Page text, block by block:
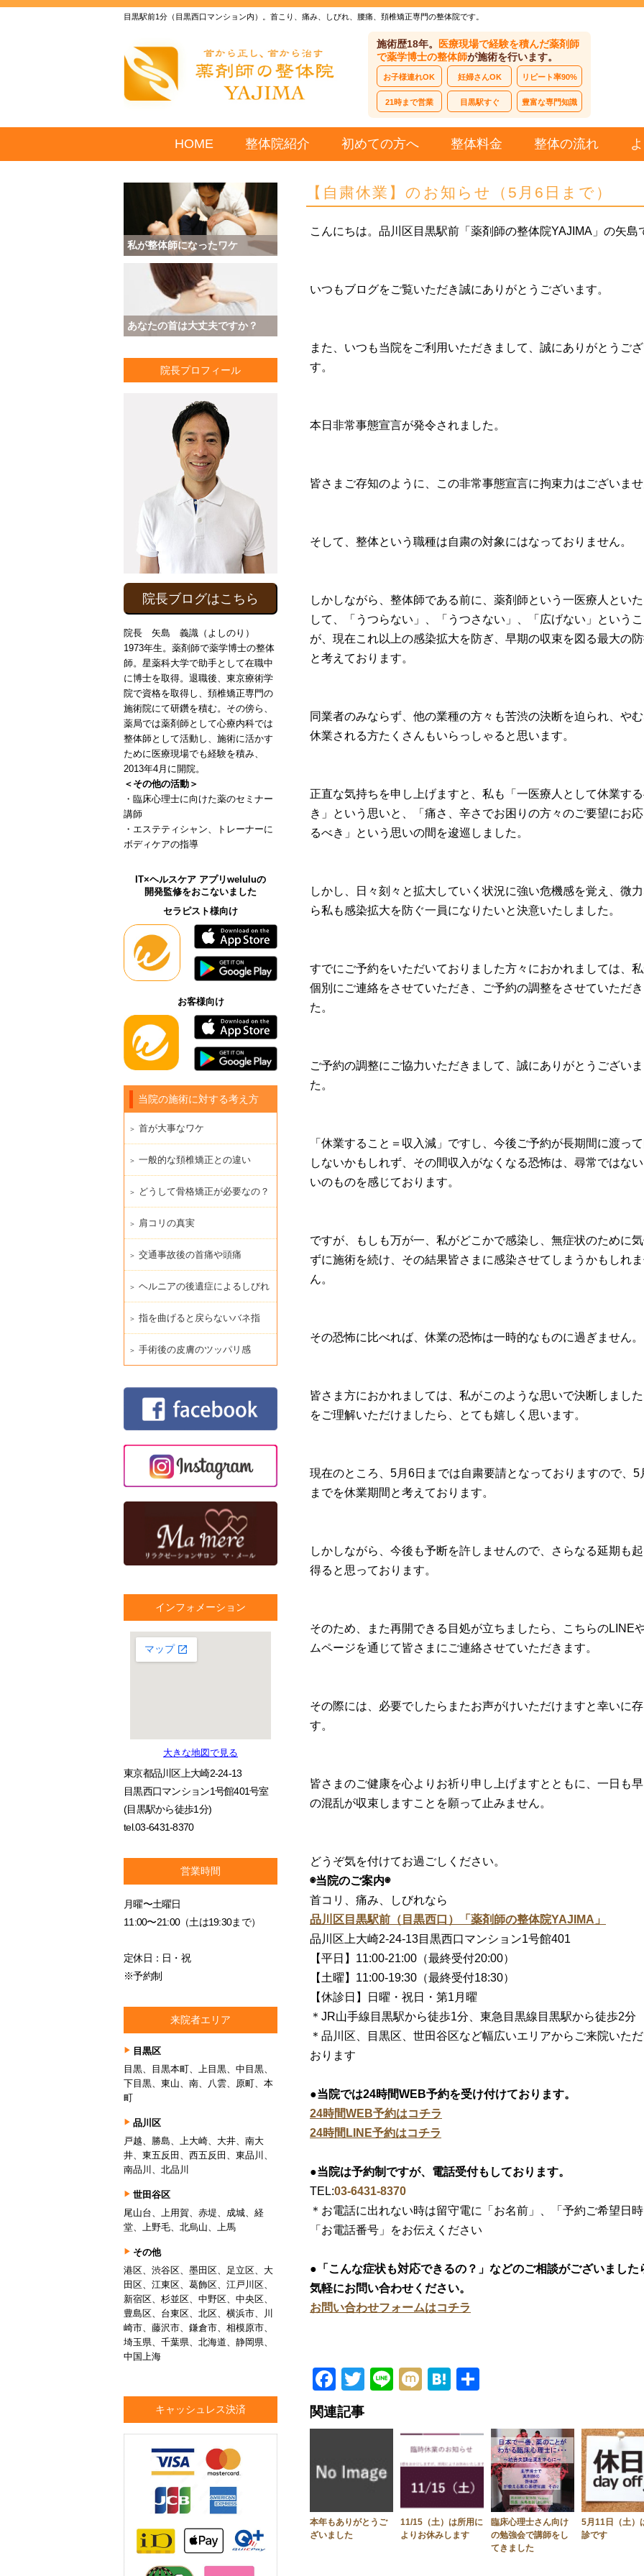
目黒駅前1分（目黒西口マンション内）。首こり、痛み、しびれ、腰痛、頚椎矯正専門の整体院です。
施術歴18年。
医療現場で経験を積んだ薬剤師
で薬学博士の整体師が施術を行います。
お子様連れOK 妊婦さんOK リピート率90%
21時まで営業 目黒駅すぐ 豊富な専門知識
HOME 整体院紹介 初めての方へ 整体料金 整体の流れ
【自粛休業】のお知らせ（5月6日まで）
こんにちは。品川区目黒駅前「薬剤師の整体院YAJIMA」の矢島
いつもブログをご覧いただき誠にありがとうございます。
また、いつも当院をご利用いただきまして、誠にありがとうござ
す。
本日非常事態宣言が発令されました。
皆さまご存知のように、 この非常事態宣言に拘束力はございませ
そして、整体という職種は自粛の対象にはなっておりません。
しかしながら、整体師である前に、 薬剤師という一医療人といた
して、「うつらない」、「 うつさない」、「広げない」というこ
が、 現在これ以上の感染拡大を防ぎ、 早期の収束を図る最大の
と考えております。
同業者のみならず、他の業種の方々も苦渋の決断を迫られ、 やむ
休業される方たくさんもいらっしゃると思います。
正直な気持ちを申し上げますと、私も「 一医療人として休業す
き」という思いと、「痛さ、 辛さでお困りの方々のご要望にお
るべき」
という思いの間を逡巡しました。
しかし、日々刻々と拡大していく状況に強い危機感を覚え、 微
ら私も感染拡大を防ぐ一員になりたいと決意いたしました 。
すでにご予約をいただいておりました方々におかれましては、
個別にご連絡をさせていただき、
ご予約の調整をさせていただ
た。
ご予約の調整にご協力いただきまして、 誠にありがとうございま
た。
「休業すること＝収入減」ですし、 今後ご予約が長期間に渡っ
しないかもしれず、 その間収入がなくなる恐怖は、 尋常ではな
いのものを感じております。
ですが、もしも万が一、私がどこかで感染し、 無症状のために
ずに施術を続け、 その結果皆さまに感染させてしまうかもしれ
ん。
その恐怖に比べれば、休業の恐怖は一時的なものに過ぎません。
皆さま方におかれましては、 私がこのような思いで決断しました
をご理解いただけましたら
、とても嬉しく思います。
現在のところ、5月6日までは自粛要請となっておりますので、 5
までを休業期間と考えております。
しかしながら、今後も予断を許しませんので、
さらなる延期も起
得ると思っております。
そのため、また再開できる目処が立ちましたら、
こちらのLINE
ムページを通じて皆さまにご連絡させていただきます。
その際には、 必要でしたらまたお声がけいただけますと幸いに存
す。
皆さまのご健康を心よりお祈り申し上げますとともに、 一日も早
の混乱が収束しますことを願って止みません。
どうぞ気を付けてお過ごしください。
◉当院のご案内◉
首コリ、痛み、しびれなら
品川区目黒駅前（目黒西口）「薬剤師の整体院YAJIMA」
品川区上大崎2-24-13目黒西口マンション1号館401
【平日】11:00-21:00（最終受付20:00）
【土曜】11:00-19:30（最終受付18:30）
【休診日】日曜・祝日・第1月曜
＊JR山手線目黒駅から徒歩1分、東急目黒線目黒駅から徒歩2分
＊品川区、目黒区、世田谷区など幅広いエリアからご来院いた
おります
●当院では24時間WEB予約を受け付けております。
24時間WEB予約はコチラ
24時間LINE予約はコチラ
●当院は予約制ですが、電話受付もしております。
TEL:03-6431-8370
＊お電話に出れない時は留守電に「お名前」、「予約ご希望日時
「お電話番号」をお伝えください
●「こんな症状も対応できるの？」などのご相談がございました
気軽にお問い合わせください。
お問い合わせフォームはコチラ
Facebook
Twitter
LineMixiHatena
関連記事
本年もありがとうご
ざいました
11/15（土）は所用に
よりお休みします
臨床心理士さん向け
の勉強会で講師をし
てきました
5月11日（土）
診です
私が整体師になったワケ
あなたの首は大丈夫ですか？
院長プロフィール
院長ブログはこちら
院長 矢島 義識（よしのり）
1973年生。薬剤師で薬学博士の整体
師。星薬科大学で助手として在職中
に博士を取得。退職後、東京療術学
院で資格を取得し、頚椎矯正専門の
施術院にて研鑽を積む。その傍ら、
薬局では薬剤師として心療内科では
整体師として活動し、施術に活かす
ために医療現場でも経験を積み、
2013年4月に開院。
＜その他の活動＞
・臨床心理士に向けた薬のセミナー
講師
・エステティシャン、トレーナーに
ボディケアの指導
IT×ヘルスケア アプリweluluの
開発監修をおこないました
セラピスト様向け
お客様向け
当院の施術に対する考え方
首が大事なワケ
一般的な頚椎矯正との違い
どうして骨格矯正が必要なの？
肩コリの真実
交通事故後の首痛や頭痛
ヘルニアの後遺症によるしびれ
指を曲げると戻らないバネ指
手術後の皮膚のツッパリ感
インフォメーション
大きな地図で見る
東京都品川区上大崎2-24-13
目黒西口マンション1号館401号室
(目黒駅から徒歩1分)
tel.03-6431-8370
営業時間
月曜〜土曜日
11:00〜21:00（土は19:30まで）
定休日：日・祝
※予約制
来院者エリア
目黒区
目黒、目黒本町、上目黒、中目黒、
下目黒、東山、南、八雲、原町、本
町
品川区
戸越、勝島、上大崎、大井、南大
井、東五反田、西五反田、東品川、
南品川、北品川
世田谷区
尾山台、上用賀、赤堤、成城、経
堂、上野毛、北烏山、上馬
その他
港区、渋谷区、墨田区、足立区、大
田区、江東区、葛飾区、江戸川区、
新宿区、杉並区、中野区、中央区、
豊島区、台東区、北区、横浜市、川
崎市、藤沢市、鎌倉市、相模原市、
埼玉県、千葉県、北海道、静岡県、
中国上海
キャッシュレス決済